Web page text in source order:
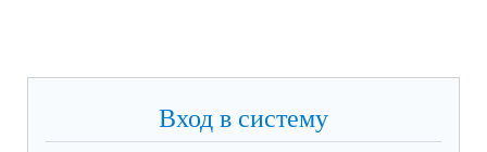
Вход в систему